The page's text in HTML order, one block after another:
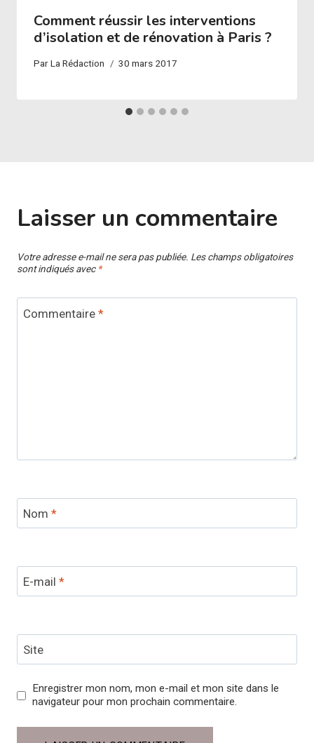
Comment réussir les interventions
d’isolation et de rénovation à Paris ?
ParLa Rédaction 30 mars 2017
Laisser un commentaire
Votre adresse e-mail ne sera pas publiée. Les champs obligatoires
sont indiqués avec *
Commentaire *
Nom *
E-mail *
Site
Enregistrer mon nom, mon e-mail et mon site dans le
navigateur pour mon prochain commentaire.